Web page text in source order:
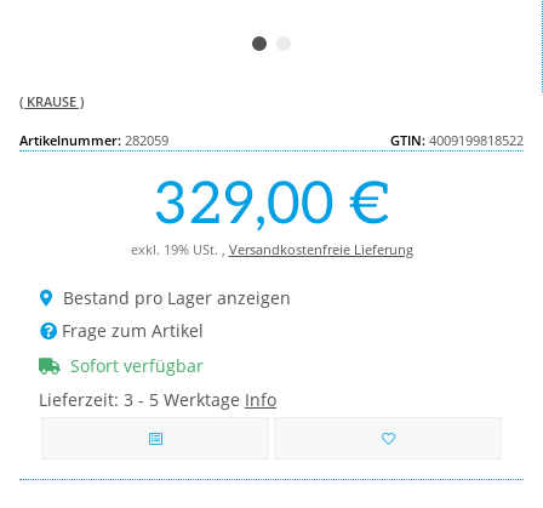
( KRAUSE )
Artikelnummer: 282059 GTIN: 4009199818522
329,00 €
exkl. 19% USt. , Versandkostenfreie Lieferung
Bestand pro Lager anzeigen
Frage zum Artikel
Sofort verfügbar
Lieferzeit: 3 - 5 Werktage Info